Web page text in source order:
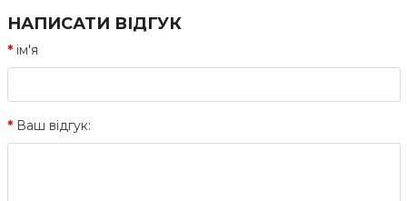
НАПИСАТИ ВІДГУК
ім'я
Ваш відгук: